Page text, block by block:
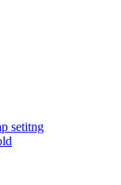
setitng